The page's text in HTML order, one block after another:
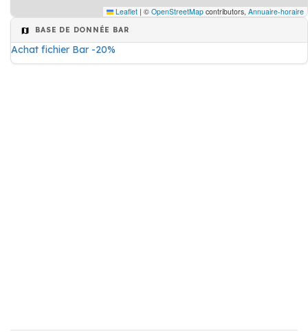
Leaflet | © OpenStreetMap contributors, Annuaire-horaire
BASE DE DONNÉE BAR
Achat fichier Bar -20%